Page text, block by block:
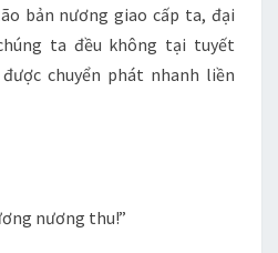
bản nương giao cấp ta, đại
ta đều không tại tuyết
chuyển phát nhanh liền
nương thu!”